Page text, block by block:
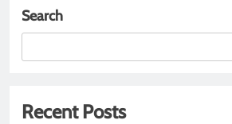
Search
Recent Posts